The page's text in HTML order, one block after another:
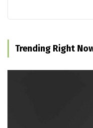
Trending Right